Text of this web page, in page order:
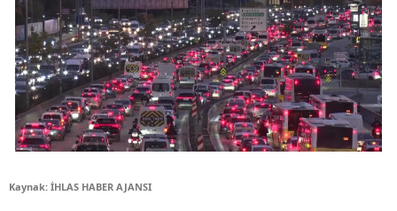
Kaynak: İHLAS HABER AJANSI